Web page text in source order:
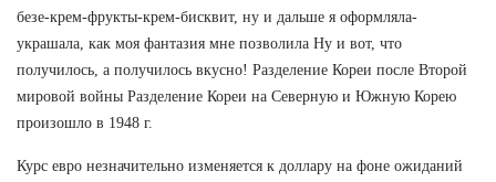
безе-крем-фрукты-крем-бисквит, ну и дальше я оформляла-
украшала, как моя фантазия мне позволила Ну и вот, что
получилось, а получилось вкусно! Разделение Кореи после Второй
мировой войны Разделение Кореи на Северную и Южную Корею
произошло в 1948 г.
Курс евро незначительно изменяется к доллару на фоне ожиданий